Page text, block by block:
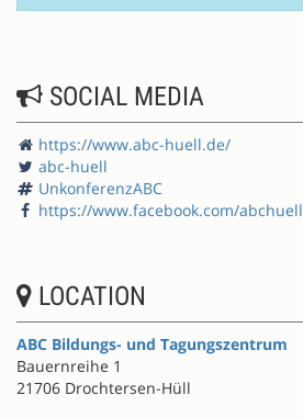
SOCIAL MEDIA
https://www.abc-huell.de/
abc-huell
UnkonferenzABC
https://www.facebook.com/abchuell
LOCATION
ABC Bildungs- und Tagungszentrum
Bauernreihe 1
21706 Drochtersen-Hüll